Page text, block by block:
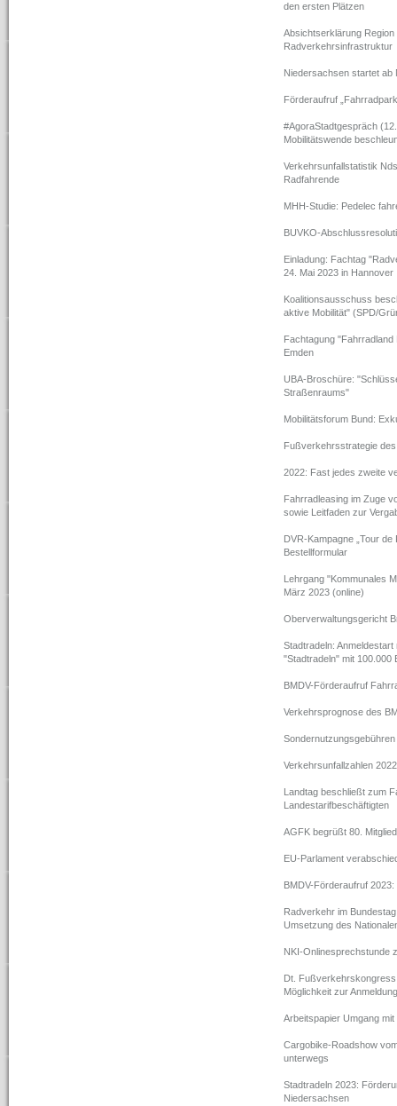
den ersten Plätzen
Absichtserklärung
Radverkehrsinfrastruktur
Niedersachsen startet ab
Förderaufruf
#AgoraStadtgespräch
Mobilitätswende
Verkehrsunfallstatistik
Radfahrende
MHH-Studie: Pedelec
BUVKO-
Einladung: Fachtag
24. Mai 2023 in Hannover
Koalitionsausschuss
aktive Mobilität" (SPD/
Fachtagung "Fahrradland
Emden
UBA-Broschüre:
Straßenraums"
Mobilitätsforum Bund:
Fußverkehrsstrategie
2022: Fast jedes zweite
Fahrradleasing im Zuge
sowie Leitfaden zur
DVR-Kampagne „Tour
Bestellformular
Lehrgang "Kommunales
März 2023 (online)
Oberverwaltungsgericht
Stadtradeln:
"Stadtradeln" mit 100.000
BMDV-Förderaufruf
Verkehrsprognose des
Verkehrsunfallzahlen
Landtag beschließt zum
Landestarifbeschäftigten
AGFK begrüßt 80. Mitglied
EU-Parlament
BMDV-Förderaufruf
Radverkehr im
Umsetzung des
NKI-Onlinesprechstunde
Dt.
Möglichkeit zur Anmeldung
Arbeitspapier Umgang
Cargobike-Roadshow
unterwegs
Stadtradeln 2023:
Niedersachsen